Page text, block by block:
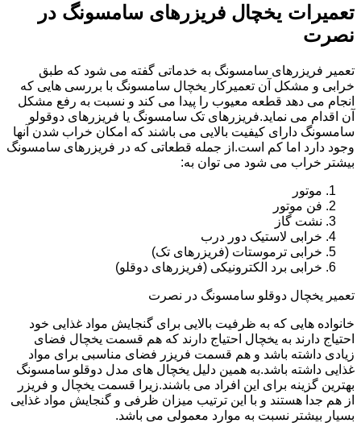
تعمیرات یخچال فریزرهای سامسونگ در
نصرت
تعمیر فریزرهای سامسونگ به خدماتی گفته می شود که طبق
خرابی و مشکل آن تعمیرکار یخچال سامسونگ با بررسی هایی که
انجام می دهد قطعه معیوب را پیدا می کند و نسبت به رفع مشکل
آن اقدام می نماید.فریزرهای تک سامسونگ یا فریزرهای دوقولو
سامسونگ دارای کیفیت بالایی می باشند که امکان خراب شدن آنها
وجود دارد اما کم است.از جمله قطعاتی که در فریزرهای سامسونگ
بیشتر خراب می شود می توان به:
موتور
فن موتور
نشت گاز
خرابی لاستیک دور درب
خرابی ترموستات (فریزرهای تک)
خرابی برد الکترونیکی (فریزرهای دوقلو)
تعمیر یخچال دوقلو سامسونگ در نصرت
خانواده هایی که به ظرفیت بالایی برای گنجایش مواد غذایی خود
احتیاج دارند به یخچال احتیاج دارند که هم قسمت یخچال فضای
زیادی داشته باشد و هم قسمت فریزر فضای مناسبی برای مواد
غذایی داشته باشد.به همین دلیل یخچال های مدل دوقلو سامسونگ
بهترین گزینه برای این افراد می باشند.زیرا قسمت یخچال و فریزر
از هم جدا هستند و با این ترتیب میزان ظرفی و گنجایش مواد غذایی
بسیار بیشتر نسبت به موارد معمولی می باشد.